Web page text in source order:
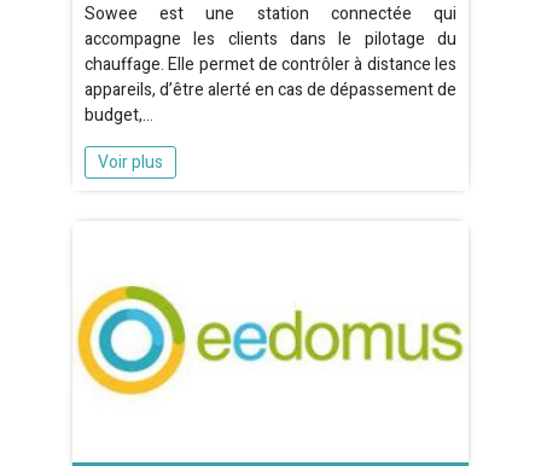
Sowee est une station connectée qui
accompagne les clients dans le pilotage du
chauffage. Elle permet de contrôler à distance les
appareils, d’être alerté en cas de dépassement de
budget,…
Voir plus